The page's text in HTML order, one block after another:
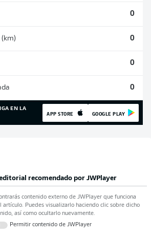
0
0
0
0
EN LA
APP STORE GOOGLE PLAY
recomendado por JWPlayer
contenido externo de JWPlayerque funciona
artículo. Puedes visualizarlo haciendo clic sobre dicho
así como ocultarlo nuevamente.
Permitir contenido de JWPlayer